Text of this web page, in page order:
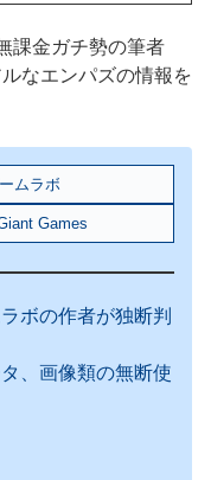
課金ガチ勢の筆者
なエンパズの情報を
ムラボ
Games
ボの作者が独断判
、画像類の無断使